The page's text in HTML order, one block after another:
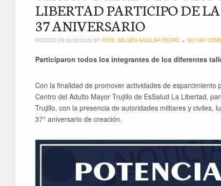
LIBERTAD PARTICIPO DE
37 ANIVERSARIO
POSTED ON 20/02/2025 BY POOL WILGEN AGUILAR PEDRO NO HAY
Participaron todos los integrantes de los diferentes
Con la finalidad de promover actividades de
Centro del Adulto Mayor Trujillo de EsSalud La Libertad,
Trujillo, con la presencia de autoridades militares y civiles,
37° aniversario de creación.